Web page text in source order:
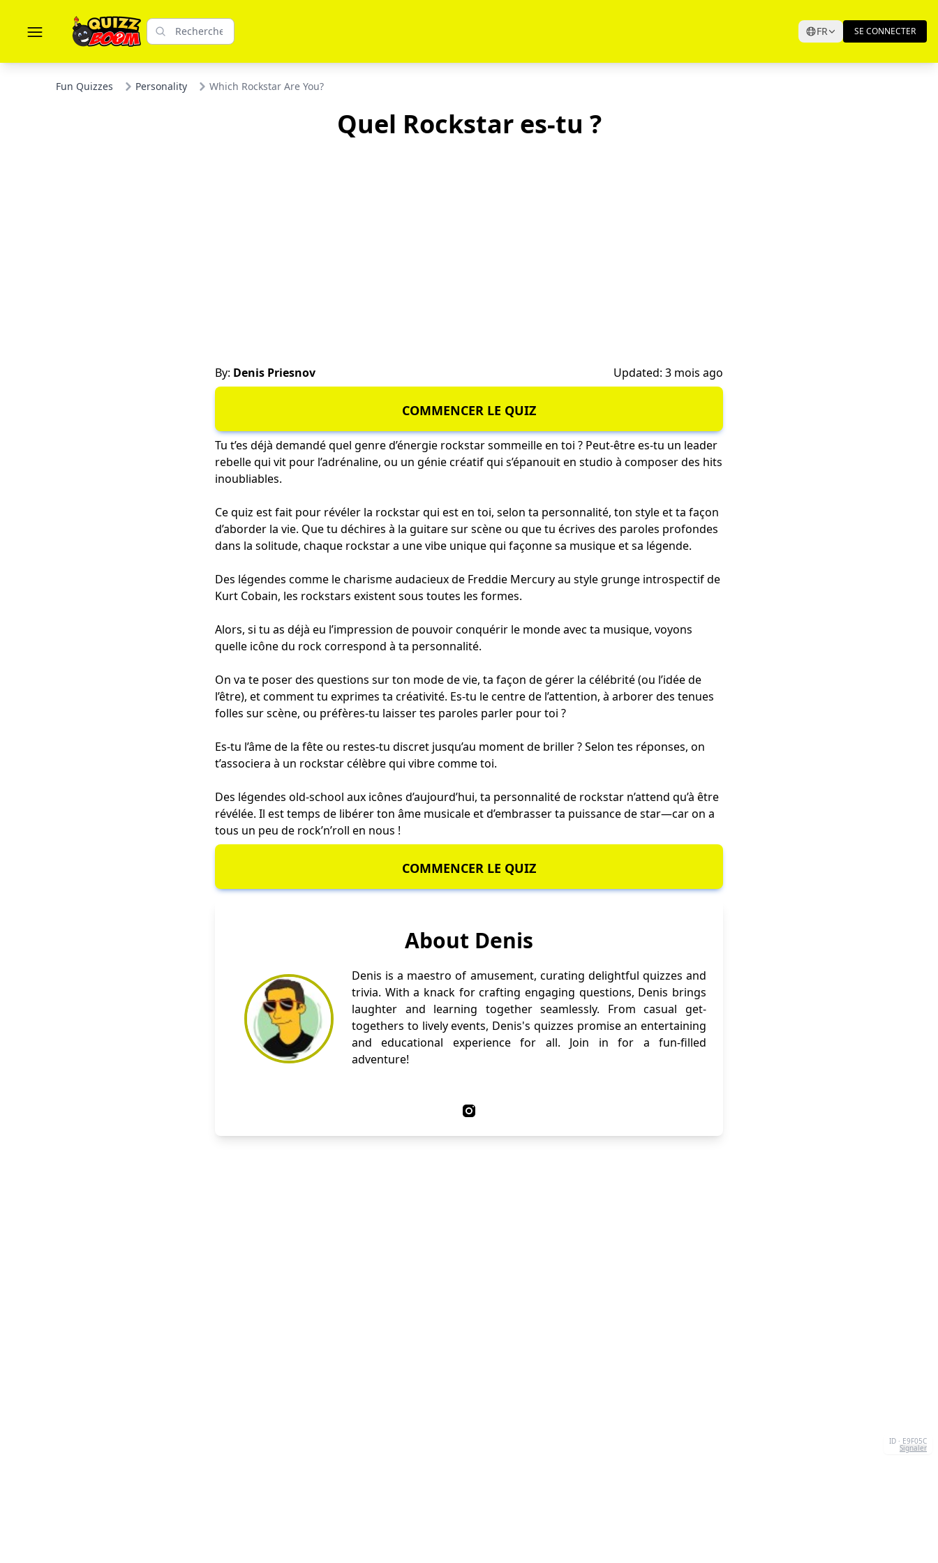
FR SE CONNECTER
Fun Quizzes Personality Which Rockstar Are You?
Quel Rockstar es-tu ?
By: Denis Priesnov Updated: 3 mois ago
COMMENCER LE QUIZ
Tu t’es déjà demandé quel genre d’énergie rockstar sommeille en toi ? Peut-être es-tu un leader
rebelle qui vit pour l’adrénaline, ou un génie créatif qui s’épanouit en studio à composer des hits
inoubliables.
Ce quiz est fait pour révéler la rockstar qui est en toi, selon ta personnalité, ton style et ta façon
d’aborder la vie. Que tu déchires à la guitare sur scène ou que tu écrives des paroles profondes
dans la solitude, chaque rockstar a une vibe unique qui façonne sa musique et sa légende.
Des légendes comme le charisme audacieux de Freddie Mercury au style grunge introspectif de
Kurt Cobain, les rockstars existent sous toutes les formes.
Alors, si tu as déjà eu l’impression de pouvoir conquérir le monde avec ta musique, voyons
quelle icône du rock correspond à ta personnalité.
On va te poser des questions sur ton mode de vie, ta façon de gérer la célébrité (ou l’idée de
l’être), et comment tu exprimes ta créativité. Es-tu le centre de l’attention, à arborer des tenues
folles sur scène, ou préfères-tu laisser tes paroles parler pour toi ?
Es-tu l’âme de la fête ou restes-tu discret jusqu’au moment de briller ? Selon tes réponses, on
t’associera à un rockstar célèbre qui vibre comme toi.
Des légendes old-school aux icônes d’aujourd’hui, ta personnalité de rockstar n’attend qu’à être
révélée. Il est temps de libérer ton âme musicale et d’embrasser ta puissance de star—car on a
tous un peu de rock’n’roll en nous !
COMMENCER LE QUIZ
About Denis
Denis is a maestro of amusement, curating delightful quizzes and
trivia. With a knack for crafting engaging questions, Denis brings
laughter and learning together seamlessly. From casual get-
togethers to lively events, Denis's quizzes promise an entertaining
and educational experience for all. Join in for a fun-filled
adventure!
ID · E9F05C
Signaler